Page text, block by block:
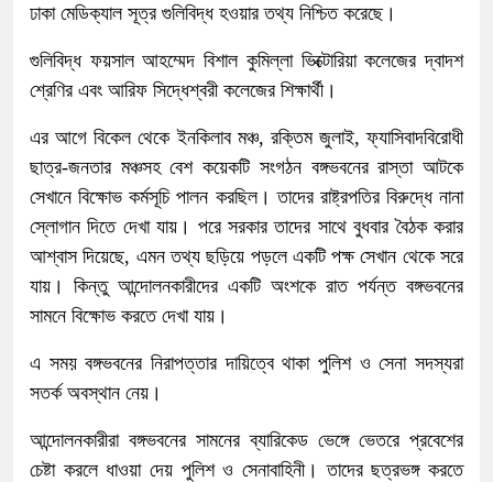
ঢাকা মেডিক্যাল সূত্র গুলিবিদ্ধ হওয়ার তথ্য নিশ্চিত করেছে।
গুলিবিদ্ধ ফয়সাল আহম্মেদ বিশাল কুমিল্লা ভিক্টোরিয়া কলেজের দ্বাদশ
শ্রেণির এবং আরিফ সিদ্ধেশ্বরী কলেজের শিক্ষার্থী।
এর আগে বিকেল থেকে ইনকিলাব মঞ্চ, রক্তিম জুলাই, ফ্যাসিবাদবিরোধী
ছাত্র-জনতার মঞ্চসহ বেশ কয়েকটি সংগঠন বঙ্গভবনের রাস্তা আটকে
সেখানে বিক্ষোভ কর্মসূচি পালন করছিল। তাদের রাষ্ট্রপতির বিরুদ্ধে নানা
স্লোগান দিতে দেখা যায়। পরে সরকার তাদের সাথে বুধবার বৈঠক করার
আশ্বাস দিয়েছে, এমন তথ্য ছড়িয়ে পড়লে একটি পক্ষ সেখান থেকে সরে
যায়। কিন্তু আন্দোলনকারীদের একটি অংশকে রাত পর্যন্ত বঙ্গভবনের
সামনে বিক্ষোভ করতে দেখা যায়।
এ সময় বঙ্গভবনের নিরাপত্তার দায়িত্বে থাকা পুলিশ ও সেনা সদস্যরা
সতর্ক অবস্থান নেয়।
আন্দোলনকারীরা বঙ্গভবনের সামনের ব্যারিকেড ভেঙ্গে ভেতরে প্রবেশের
চেষ্টা করলে ধাওয়া দেয় পুলিশ ও সেনাবাহিনী। তাদের ছত্রভঙ্গ করতে